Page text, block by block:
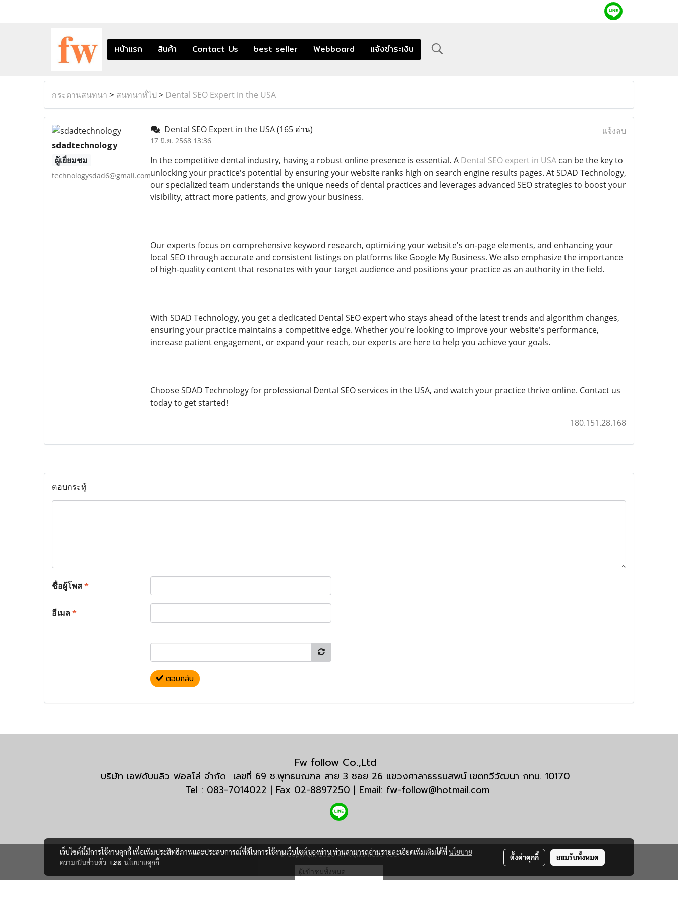
หน้าแรก สินค้า Contact Us best seller Webboard แจ้งชำระเงิน
กระดานสนทนา > สนทนาทั่ไป > Dental SEO Expert in the USA
sdadtechnology
ผู้เยี่ยมชม
technologysdad6@gmail.com
Dental SEO Expert in the USA(165 อ่าน)
17 มิ.ย. 2568 13:36
แจ้งลบ
In the competitive dental industry, having a robust online presence is essential. A Dental SEO expert in USAcan be the key to
unlocking your practice's potential by ensuring your website ranks high on search engine results pages. At SDAD Technology,
our specialized team understands the unique needs of dental practices and leverages advanced SEO strategies to boost your
visibility, attract more patients, and grow your business.
Our experts focus on comprehensive keyword research, optimizing your website's on-page elements, and enhancing your
local SEO through accurate and consistent listings on platforms like Google My Business. We also emphasize the importance
of high-quality content that resonates with your target audience and positions your practice as an authority in the field.
With SDAD Technology, you get a dedicated Dental SEO expert who stays ahead of the latest trends and algorithm changes,
ensuring your practice maintains a competitive edge. Whether you're looking to improve your website's performance,
increase patient engagement, or expand your reach, our experts are here to help you achieve your goals.
Choose SDAD Technology for professional Dental SEO services in the USA, and watch your practice thrive online. Contact us
today to get started!
180.151.28.168
ตอบกระทู้
ชื่อผู้โพส*
อีเมล*
ตอบกลับ
Fw follow Co.,Ltd
บริษัท เอฟดับบลิว ฟอลโล่ จำกัด เลขที่ 69 ซ.พุทธมณฑล สาย 3 ซอย 26 แขวงศาลาธรรมสพน์ เขตทวีวัฒนา กทม. 10170
Tel : 083-7014022 | Fax 02-8897250 | Email: fw-follow@hotmail.com
© Copyright 2020 All Rights Reserved.
ผู้เข้าชมทั้งหมด
เว็บไซต์นี้มีการใช้งานคุกกี้ เพื่อเพิ่มประสิทธิภาพและประสบการณ์ที่ดีในการใช้งานเว็บไซต์ของท่าน ท่านสามารถอ่านรายละเอียดเพิ่มเติมได้ที่นโยบาย
ความเป็นส่วนตัว และ นโยบายคุกกี้
ตั้งค่าคุกกี้ ยอมรับทั้งหมด